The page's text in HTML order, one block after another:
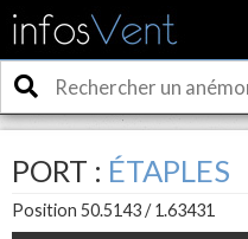
PORT : ÉTAPLES
Position 50.5143 / 1.63431